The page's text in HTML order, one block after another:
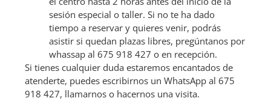
sesión especial o taller. Si no te ha dado
tiempo a reservar y quieres venir, podrás
asistir si quedan plazas libres, pregúntanos por
whassap al 675 918 427 o en recepción.
Si tienes cualquier duda estaremos encantados de
atenderte, puedes escribirnos un WhatsApp al 675
918 427, llamarnos o hacernos una visita.